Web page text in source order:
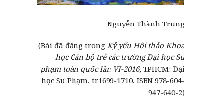
Nguyễn Thành Trung
(Bài đã đăng trong Kỷ yếu Hội thảo Khoa
học Cán bộ trẻ các trường Đại học Sư
phạm toàn quốc lần VI-2016, TPHCM: Đại
học Sư Phạm, tr1699-1710, ISBN 978-604-
947-640-2)